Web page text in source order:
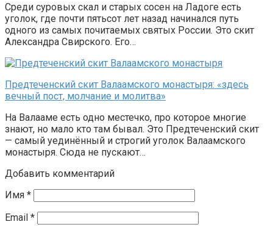
Среди суровых скал и старых сосен на Ладоге есть
уголок, где почти пятьсот лет назад начинался путь
одного из самых почитаемых святых России. Это скит
Александра Свирского. Его…
Предтеченский скит Валаамского монастыря: «здесь
вечный пост, молчание и молитва»
На Валааме есть одно местечко, про которое многие
знают, но мало кто там бывал. Это Предтеченский скит
— самый уединённый и строгий уголок Валаамского
монастыря. Сюда не пускают…
Добавить комментарий
Имя *
Email *